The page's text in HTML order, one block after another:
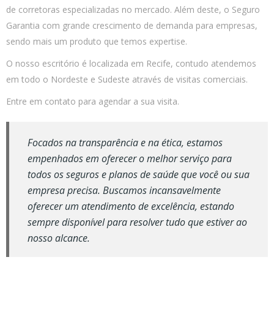
de corretoras especializadas no mercado. Além deste, o Seguro
Garantia com grande crescimento de demanda para empresas,
sendo mais um produto que temos expertise.
O nosso escritório é localizada em Recife, contudo atendemos
em todo o Nordeste e Sudeste através de visitas comerciais.
Entre em contato para agendar a sua visita.
Focados na transparência e na ética, estamos
empenhados em oferecer o melhor serviço para
todos os seguros e planos de saúde que você ou sua
empresa precisa. Buscamos incansavelmente
oferecer um atendimento de excelência, estando
sempre disponível para resolver tudo que estiver ao
nosso alcance.